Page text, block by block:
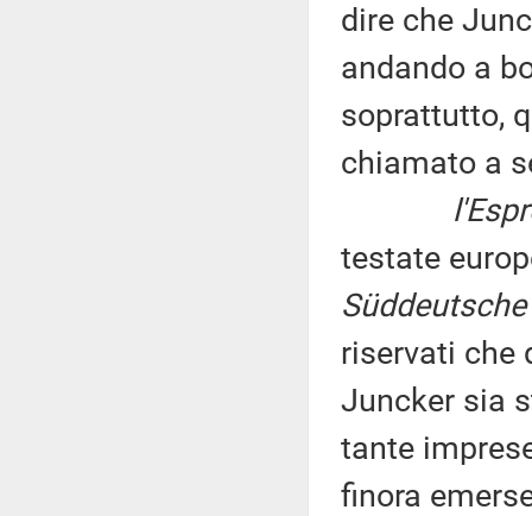
dire che
andando a
soprattutto,
chiamato a
testate
riservati che
Juncker sia
tante
finora